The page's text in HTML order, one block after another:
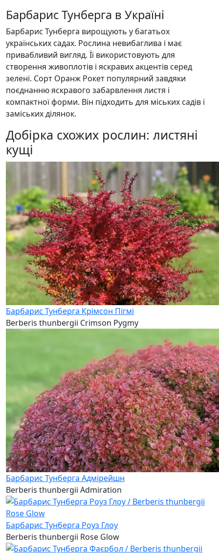
Барбарис Тунберга в Україні
Барбарис Тунберга вирощують у багатьох
українських садах. Рослина невибаглива і має
привабливий вигляд. Її використовують для
створення живоплотів і яскравих акцентів серед
зелені. Сорт Оранж Рокет популярний завдяки
поєднанню яскравого забарвлення листя і
компактної форми. Він підходить для міських садів і
заміських ділянок.
Добірка схожих рослин: листяні
кущі
Барбарис Тунберга Крімсон Пігмі
Berberis thunbergii Crimson Pygmy
Барбарис Тунберга Адмірейшн
Berberis thunbergii Admiration
Барбарис Тунберга Роуз Глоу
Berberis thunbergii Rose Glow